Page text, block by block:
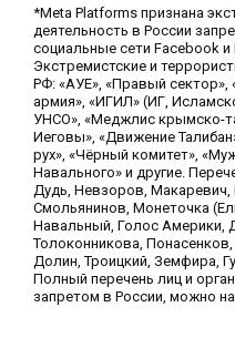
*Meta Platforms признана
деятельность в России
социальные сети Facebook
Экстремистские и
РФ: «АУЕ», «Правый сектор»,
армия», «ИГИЛ» (ИГ,
УНСО», «Меджлис крымско-
Иеговы», «Движение
рух», «Чёрный комитет»,
Навального» и другие.
Дудь, Невзоров,
Смольянинов, Монеточка
Навальный, Голос Америки,
Толоконникова,
Долин, Троицкий, Земфира,
Полный перечень лиц и
запретом в России, можно